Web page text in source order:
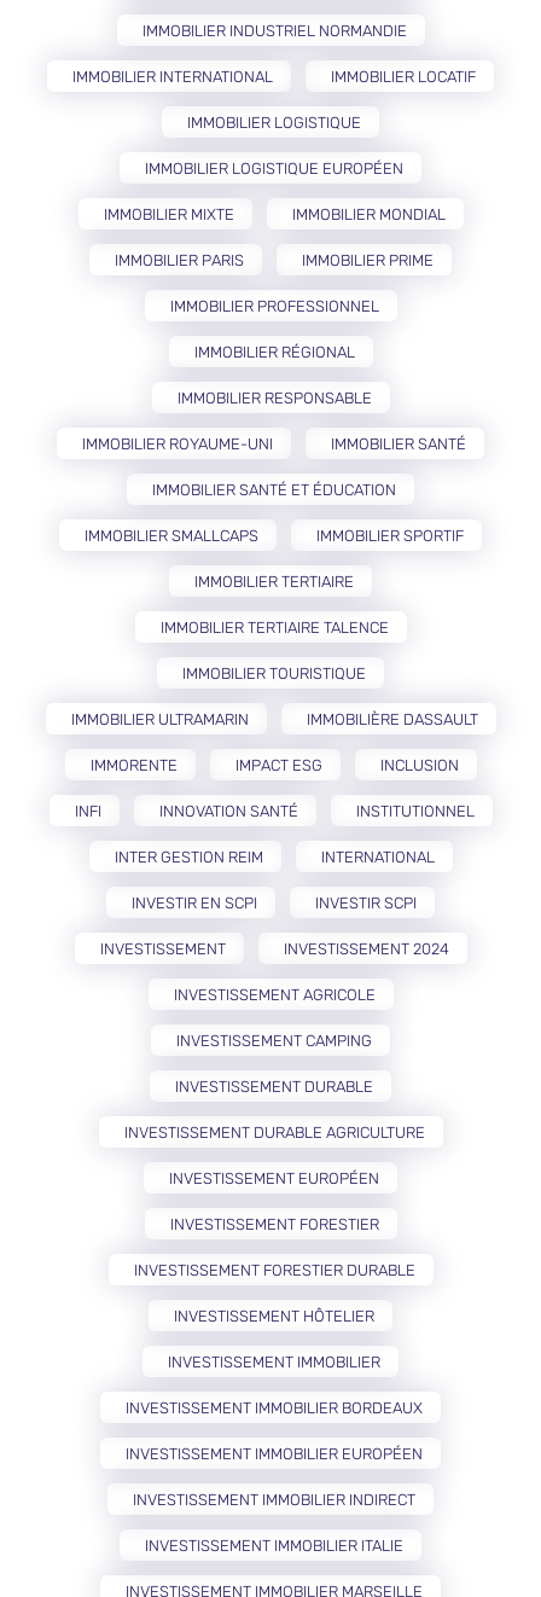
IMMOBILIER INDUSTRIEL NORMANDIE
IMMOBILIER INTERNATIONAL IMMOBILIER LOCATIF
IMMOBILIER LOGISTIQUE
IMMOBILIER LOGISTIQUE EUROPÉEN
IMMOBILIER MIXTE IMMOBILIER MONDIAL
IMMOBILIER PARIS IMMOBILIER PRIME
IMMOBILIER PROFESSIONNEL
IMMOBILIER RÉGIONAL
IMMOBILIER RESPONSABLE
IMMOBILIER ROYAUME-UNI IMMOBILIER SANTÉ
IMMOBILIER SANTÉ ET ÉDUCATION
IMMOBILIER SMALLCAPS IMMOBILIER SPORTIF
IMMOBILIER TERTIAIRE
IMMOBILIER TERTIAIRE TALENCE
IMMOBILIER TOURISTIQUE
IMMOBILIER ULTRAMARIN IMMOBILIÈRE DASSAULT
IMMORENTE IMPACT ESG INCLUSION
INFI INNOVATION SANTÉ INSTITUTIONNEL
INTER GESTION REIM INTERNATIONAL
INVESTIR EN SCPI INVESTIR SCPI
INVESTISSEMENT INVESTISSEMENT 2024
INVESTISSEMENT AGRICOLE
INVESTISSEMENT CAMPING
INVESTISSEMENT DURABLE
INVESTISSEMENT DURABLE AGRICULTURE
INVESTISSEMENT EUROPÉEN
INVESTISSEMENT FORESTIER
INVESTISSEMENT FORESTIER DURABLE
INVESTISSEMENT HÔTELIER
INVESTISSEMENT IMMOBILIER
INVESTISSEMENT IMMOBILIER BORDEAUX
INVESTISSEMENT IMMOBILIER EUROPÉEN
INVESTISSEMENT IMMOBILIER INDIRECT
INVESTISSEMENT IMMOBILIER ITALIE
INVESTISSEMENT IMMOBILIER MARSEILLE